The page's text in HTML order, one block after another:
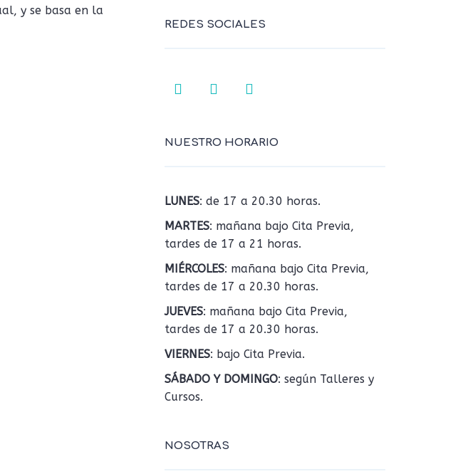
y se basa en la
REDES SOCIALES
NUESTRO HORARIO
LUNES: de 17 a 20.30 horas.
MARTES: mañana bajo Cita Previa,
tardes de 17 a 21 horas.
MIÉRCOLES: mañana bajo Cita Previa,
tardes de 17 a 20.30 horas.
JUEVES: mañana bajo Cita Previa,
tardes de 17 a 20.30 horas.
VIERNES: bajo Cita Previa.
SÁBADO Y DOMINGO: según Talleres y
Cursos.
NOSOTRAS